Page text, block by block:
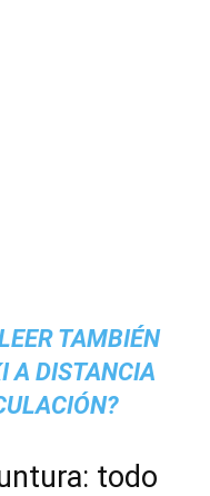
TAMBIÉN
A DISTANCIA
todo